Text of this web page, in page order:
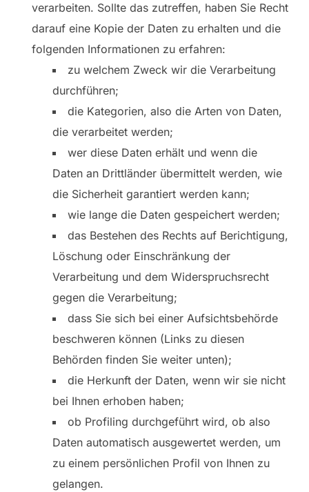
verarbeiten. Sollte das zutreffen, haben Sie Recht
darauf eine Kopie der Daten zu erhalten und die
folgenden Informationen zu erfahren:
zu welchem Zweck wir die Verarbeitung
durchführen;
die Kategorien, also die Arten von Daten,
die verarbeitet werden;
wer diese Daten erhält und wenn die
Daten an Drittländer übermittelt werden, wie
die Sicherheit garantiert werden kann;
wie lange die Daten gespeichert werden;
das Bestehen des Rechts auf Berichtigung,
Löschung oder Einschränkung der
Verarbeitung und dem Widerspruchsrecht
gegen die Verarbeitung;
dass Sie sich bei einer Aufsichtsbehörde
beschweren können (Links zu diesen
Behörden finden Sie weiter unten);
die Herkunft der Daten, wenn wir sie nicht
bei Ihnen erhoben haben;
ob Profiling durchgeführt wird, ob also
Daten automatisch ausgewertet werden, um
zu einem persönlichen Profil von Ihnen zu
gelangen.